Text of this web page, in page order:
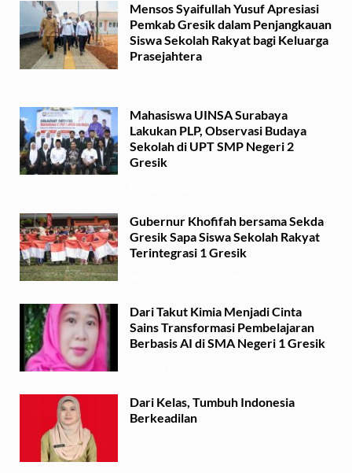
Mensos Syaifullah Yusuf Apresiasi
Pemkab Gresik dalam Penjangkauan
Siswa Sekolah Rakyat bagi Keluarga
Prasejahtera
Mahasiswa UINSA Surabaya
Lakukan PLP, Observasi Budaya
Sekolah di UPT SMP Negeri 2
Gresik
Gubernur Khofifah bersama Sekda
Gresik Sapa Siswa Sekolah Rakyat
Terintegrasi 1 Gresik
Dari Takut Kimia Menjadi Cinta
Sains Transformasi Pembelajaran
Berbasis AI di SMA Negeri 1 Gresik
Dari Kelas, Tumbuh Indonesia
Berkeadilan